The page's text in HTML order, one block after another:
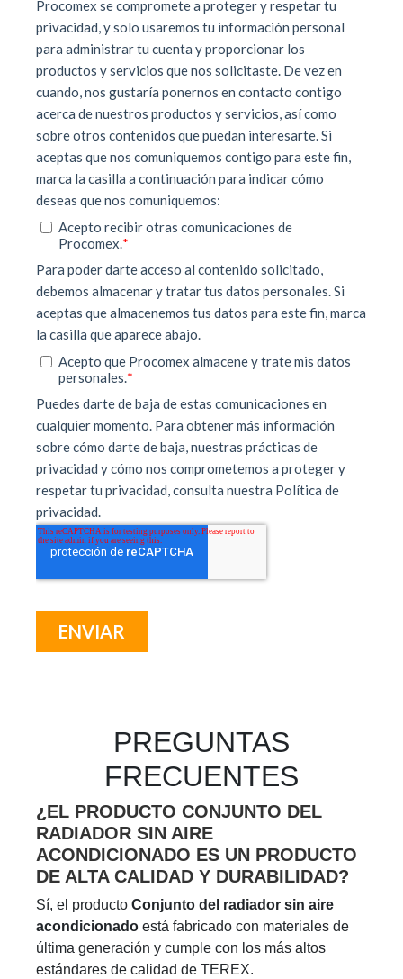
PREGUNTAS
FRECUENTES
¿EL PRODUCTO CONJUNTO DEL
RADIADOR SIN AIRE
ACONDICIONADO ES UN PRODUCTO
DE ALTA CALIDAD Y DURABILIDAD?
Sí, el producto Conjunto del radiador sin aire
acondicionado está fabricado con materiales de
última generación y cumple con los más altos
estándares de calidad de TEREX.